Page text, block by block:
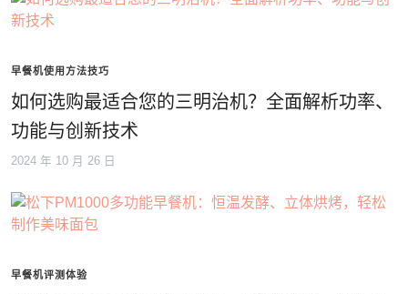
早餐机使用方法技巧
如何选购最适合您的三明治机？全面解析功率、
功能与创新技术
2024 年 10 月 26 日
早餐机评测体验